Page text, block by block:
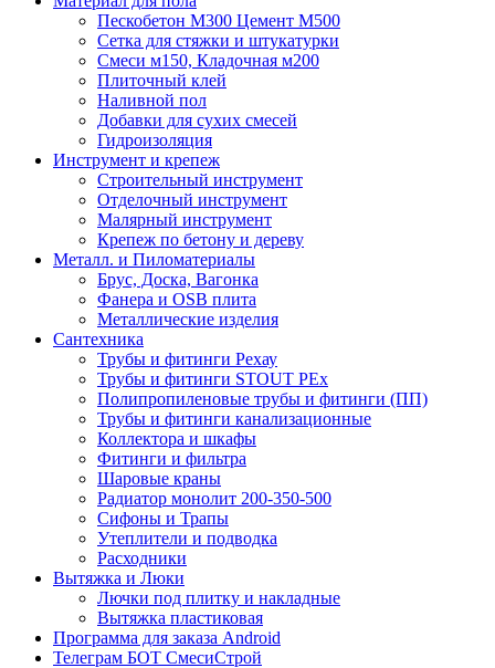
Пескобетон М300 Цемент М500
Сетка для стяжки и штукатурки
Смеси м150, Кладочная м200
Плиточный клей
Наливной пол
Добавки для сухих смесей
Гидроизоляция
Инструмент и крепеж
Строительный инструмент
Отделочный инструмент
Малярный инструмент
Крепеж по бетону и дереву
Металл. и Пиломатериалы
Брус, Доска, Вагонка
Фанера и OSB плита
Металлические изделия
Сантехника
Трубы и фитинги Рехау
Трубы и фитинги STOUT PEx
Полипропиленовые трубы и фитинги (ПП)
Трубы и фитинги канализационные
Коллектора и шкафы
Фитинги и фильтра
Шаровые краны
Радиатор монолит 200-350-500
Сифоны и Трапы
Утеплители и подводка
Расходники
Вытяжка и Люки
Лючки под плитку и накладные
Вытяжка пластиковая
Программа для заказа Android
Телеграм БОТ СмесиСтрой